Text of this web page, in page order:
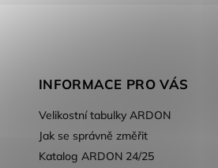
INFORMACE PRO VÁS
Velikostní tabulky ARDON
Jak se správně změřit
Katalog ARDON 24/25